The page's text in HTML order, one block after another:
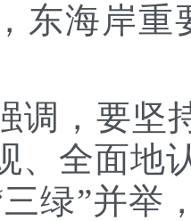
东海岸重
，要坚持
、全面地
绿”并举